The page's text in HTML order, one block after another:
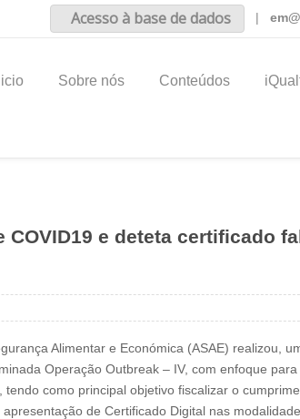
Acesso à base de dados |
Sobre nós Conteúdos
e deteta certificado
Alimentar e Económica (ASAE) realizou,
Operação Outbreak – IV, com enfoque
tendo como principal objetivo fiscalizar o
de Certificado Digital nas